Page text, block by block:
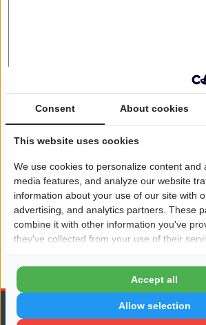
Consent About cookies
This website uses cookies
We use cookies to personalize content and
media features, and analyze our website
information about your use of our site with
advertising, and analytics partners. These
combine it with other information you've
they've collected from your use of their
Allow selection
Accept all